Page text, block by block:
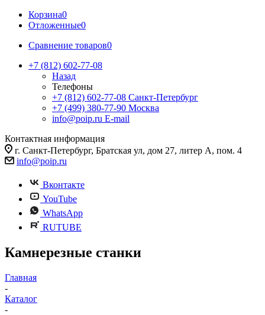
Корзина0
Отложенные0
Сравнение товаров0
+7 (812) 602-77-08
Назад
Телефоны
+7 (812) 602-77-08 Санкт-Петербург
+7 (499) 380-77-90 Москва
info@poip.ru E-mail
Контактная информация
г. Санкт-Петербург, Братская ул, дом 27, литер А, пом. 4
info@poip.ru
Вконтакте
YouTube
WhatsApp
RUTUBE
Камнерезные станки
Главная
-
Каталог
-